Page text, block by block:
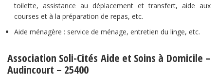
toilette, assistance au déplacement et transfert, aide aux
courses et à la préparation de repas, etc.
Aide ménagère : service de ménage, entretien du linge, etc.
Association Soli-Cités Aide et Soins à Domicile –
Audincourt – 25400